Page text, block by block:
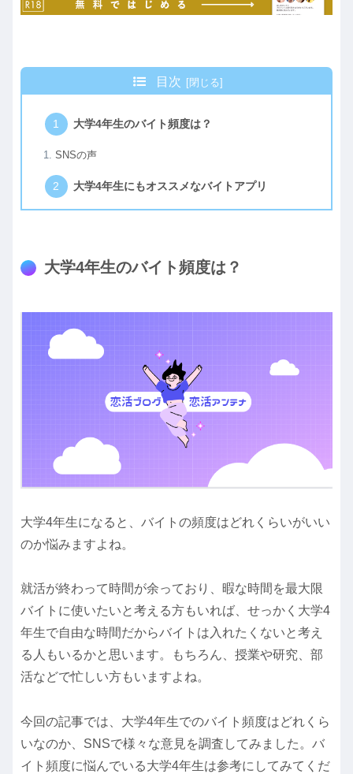
目次
大学4年生のバイト頻度は？
SNSの声
大学4年生にもオススメなバイトアプリ
大学4年生のバイト頻度は？
大学4年生になると、バイトの頻度はどれくらいがいい
のか悩みますよね。
就活が終わって時間が余っており、暇な時間を最大限
バイトに使いたいと考える方もいれば、せっかく大学4
年生で自由な時間だからバイトは入れたくないと考え
る人もいるかと思います。もちろん、授業や研究、部
活などで忙しい方もいますよね。
今回の記事では、大学4年生でのバイト頻度はどれくら
いなのか、SNSで様々な意見を調査してみました。バ
イト頻度に悩んでいる大学4年生は参考にしてみてくだ